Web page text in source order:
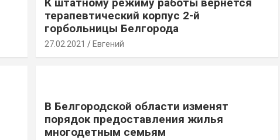
терапевтический корпус 2-й
горбольницы Белгорода
27.02.2021 Евгений
В Белгородской области изменят
порядок предоставления жилья
многодетным семьям